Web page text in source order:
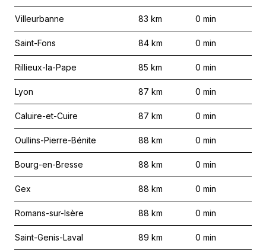
Villeurbanne 83 km 0 min
Saint-Fons 84 km 0 min
Rillieux-la-Pape 85 km 0 min
Lyon 87 km 0 min
Caluire-et-Cuire 87 km 0 min
Oullins-Pierre-Bénite 88 km 0 min
Bourg-en-Bresse 88 km 0 min
Gex 88 km 0 min
Romans-sur-Isère 88 km 0 min
Saint-Genis-Laval 89 km 0 min